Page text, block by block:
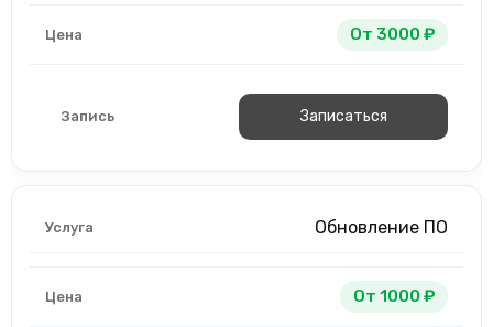
От 3000 ₽
Записаться
Обновление ПО
От 1000 ₽